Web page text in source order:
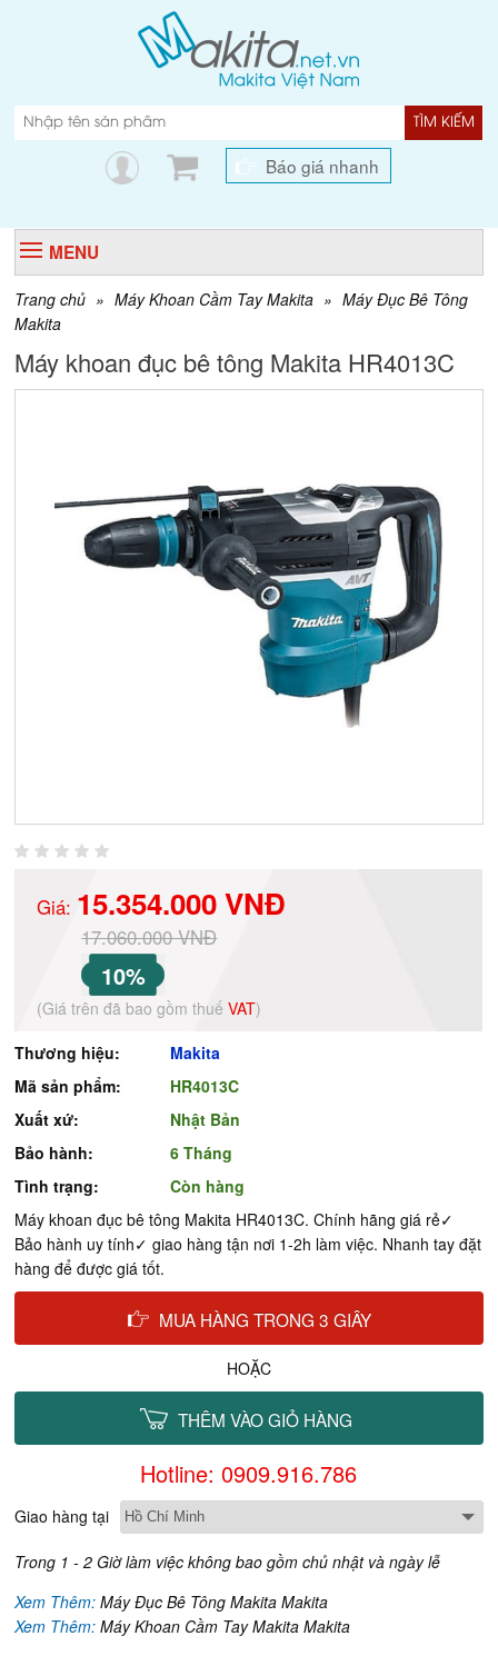
TÌM KIẾM
Báo giá nhanh
MENU
Trang chủ » Máy Khoan Cầm Tay Makita » Máy Đục Bê Tông
Makita
Máy khoan đục bê tông Makita HR4013C
Giá: 15.354.000 VNĐ
17.060.000 VNĐ
10%
(Giá trên đã bao gồm thuếVAT)
Thương hiệu:
Makita
Mã sản phẩm:
HR4013C
Xuất xứ:
Nhật Bản
Bảo hành:
6 Tháng
Tình trạng:
Còn hàng
Máy khoan đục bê tông Makita HR4013C. Chính hãng giá rẻ✓
Bảo hành uy tính✓ giao hàng tận nơi 1-2h làm việc. Nhanh tay đặt
hàng để được giá tốt.
MUA HÀNG TRONG 3 GIÂY
HOẶC
THÊM VÀO GIỎ HÀNG
Hotline: 0909.916.786
Giao hàng tại
Trong 1 - 2 Giờ làm việc không bao gồm chủ nhật và ngày lễ
Xem Thêm:Máy Đục Bê Tông Makita Makita
Xem Thêm:Máy Khoan Cầm Tay Makita Makita